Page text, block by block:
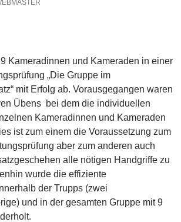
Kameradinnen und Kameraden in einer
„Die Gruppe im
mit Erfolg ab. Vorausgegangen waren
Übens bei dem die individuellen
Kameradinnen und Kameraden
ist zum einem die Voraussetzung zum
aber zum anderen auch
alle nötigen Handgriffe zu
wurde die effiziente
der Trupps (zwei
und in der gesamten Gruppe mit 9